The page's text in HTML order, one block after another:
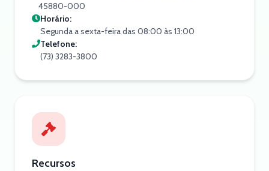
45880-000
Horário:
Segunda a sexta-feira das 08:00 às 13:00
Telefone:
(73) 3283-3800
Recursos